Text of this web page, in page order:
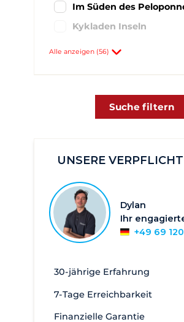
Im Süden des
Kykladen Inseln
Aegina
Astakos
Elefsina - Marina
Eleusis
Evia - Oreoi
Heraklion
Kalamata
Kavala
Alle anzeigen (56)
Suche filtern
UNSERE
Dylan
Ihr
+49 69
30-jährige Erfahrung
7-Tage Erreichbarkeit
Finanzielle Garantie